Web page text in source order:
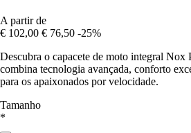
A partir de
€ 102,00 € 76,50 -25%
Descubra o capacete de moto integral Nox
combina tecnologia avançada, conforto
para os apaixonados por velocidade.
Tamanho
*